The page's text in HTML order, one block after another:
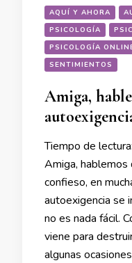
AQUÍ Y AHORA
PSICOLOGÍA
PSICOLOGÍA
SENTIMIENTOS
Amiga,
Tiempo de lectura:
Amiga, hablemos
confieso, en
autoexigencia se
no es nada fácil.
viene para
algunas